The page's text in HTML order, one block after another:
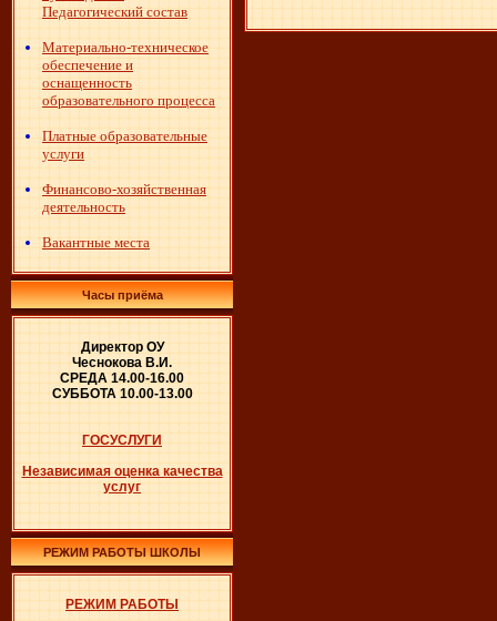
Педагогический состав
Материально-техническое
обеспечение и
оснащенность
образовательного процесса
Платные образовательные
услуги
Финансово-хозяйственная
деятельность
Вакантные места
Часы приёма
Директор ОУ
Чеснокова В.И.
СРЕДА 14.00-16.00
СУББОТА 10.00-13.00
ГОСУСЛУГИ
Независимая оценка качества
услуг
РЕЖИМ РАБОТЫ ШКОЛЫ
РЕЖИМ РАБОТЫ